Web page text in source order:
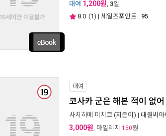
대여 1,200원, 3일
8.0 (1) | 세일즈포인트 : 95
대여
코사카 군은 해본 적이 없어
사치히메 피치코 (지은이) | 대원씨아
3,000원, 마일리지 150원